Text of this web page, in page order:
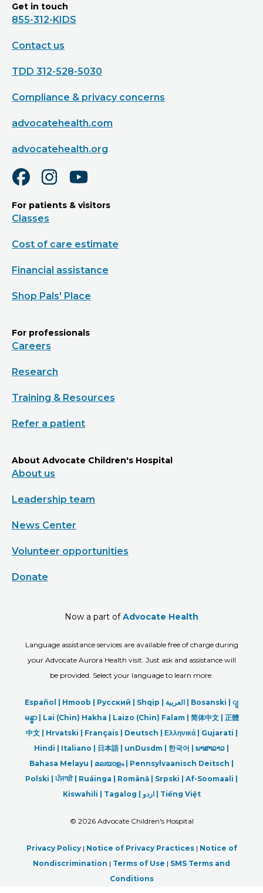
Get in touch
855-312-KIDS
Contact us
TDD 312-528-5030
Compliance & privacy concerns
advocatehealth.com
advocatehealth.org
For patients & visitors
Classes
Cost of care estimate
Financial assistance
Shop Pals' Place
For professionals
Careers
Research
Training & Resources
Refer a patient
About Advocate Children's Hospital
About us
Leadership team
News Center
Volunteer opportunities
Donate
Now a part ofAdvocate Health
Language assistance services are available free of charge during
your Advocate Aurora Health visit. Just ask and assistance will
be provided. Select your language to learn more.
Español | Hmoob | Русский | Shqip | العربیة | Bosanski | ျ
မန္မာ| Lai (Chin) Hakha | Laizo (Chin) Falam | 简体中文 | 正體
中文 | Hrvatski | Français | Deutsch | Ελληνικά | Gujarati |
Hindi | Italiano | 日本語| unDusdm | 한국어 | ພາສາລາວ |
Bahasa Melayu | മലയാളം| Pennsylvaanisch Deitsch |
Polski |ਪੰਜਾਬੀ| Ruáinga | Română | Srpski | Af-Soomaali |
Kiswahili | Tagalog | اردو| Tiếng Việt
© 2026 Advocate Children's Hospital
Privacy Policy| Notice of Privacy Practices| Notice of
Nondiscrimination | Terms of Use | SMS Terms and
Conditions